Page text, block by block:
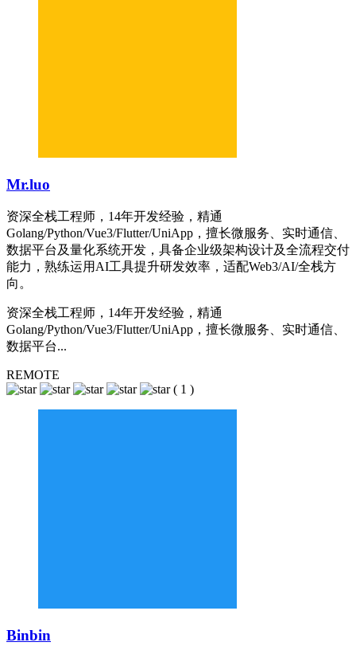
Mr.luo
资深全栈工程师，14年开发经验，精通
Golang/Python/Vue3/Flutter/UniApp，擅长微服务、实时通信、
数据平台及量化系统开发，具备企业级架构设计及全流程交付
能力，熟练运用AI工具提升研发效率，适配Web3/AI/全栈方
向。
资深全栈工程师，14年开发经验，精通
Golang/Python/Vue3/Flutter/UniApp，擅长微服务、实时通信、
数据平台...
REMOTE
( 1 )
Binbin